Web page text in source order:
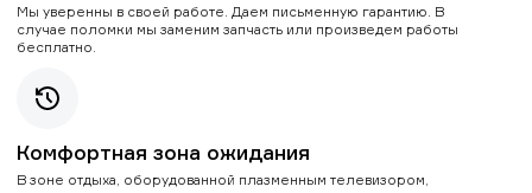
Мы уверенны в своей работе. Даем письменную гарантию. В
случае поломки мы заменим запчасть или произведем работы
бесплатно.
Комфортная зона ожидания
В зоне отдыха, оборудованной плазменным телевизором,